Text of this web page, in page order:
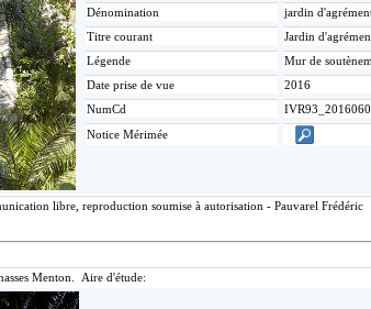
Dénomination
jardin
Titre courant
Jardin
Légende
Mur de
Date prise de vue
2016
NumCd
Notice Mérimée
libre, reproduction soumise à autorisation - Pauvarel Frédéric
Menton. Aire d'étude: